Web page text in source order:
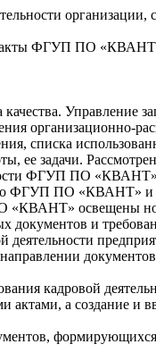
акты ФГУП ПО
Управление
организационно-
списка
ее задачи.
ФГУП ПО
ФГУП ПО «КВАНТ» и
«КВАНТ» освещены
документов и
кадровой
а создание и
формирующихся